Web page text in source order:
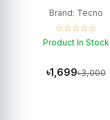
Brand: Tecno
☆☆☆☆☆
Product In Stock
৳1,699৳3,000